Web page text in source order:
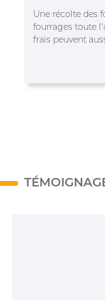
Une récolte des
fourrages toute
frais peuvent